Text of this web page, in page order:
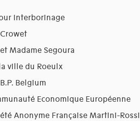
Interborinage
Madame Segoura
ville du Roeulx
Belgium
Economique Européenne
Anonyme Française Martini-Rossi